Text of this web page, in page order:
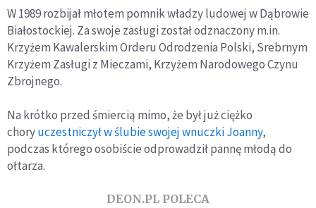
W 1989 rozbijał młotem pomnik władzy ludowej w Dąbrowie
Białostockiej. Za swoje zasługi został odznaczony m.in.
Krzyżem Kawalerskim Orderu Odrodzenia Polski, Srebrnym
Krzyżem Zasługi z Mieczami, Krzyżem Narodowego Czynu
Zbrojnego.
Na krótko przed śmiercią mimo, że był już ciężko
choryuczestniczył w ślubie swojej wnuczki Joanny,
podczas którego osobiście odprowadził pannę młodą do
ołtarza.
DEON.PL POLECA